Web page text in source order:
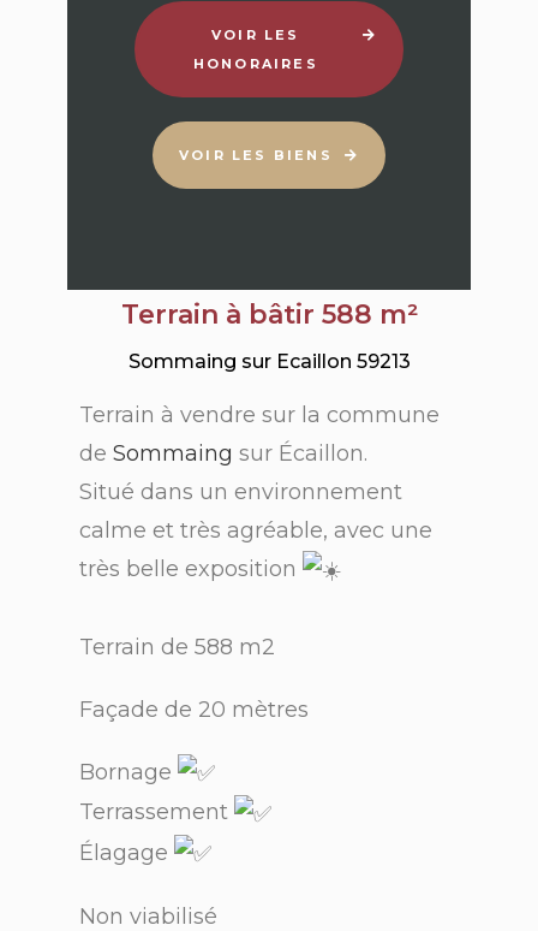
Terrain à bâtir 588 m²
Sommaing sur Ecaillon 59213
Terrain à vendre sur la commune
de Sommaing sur Écaillon.
Situé dans un environnement
calme et très agréable, avec une
très belle exposition
Terrain de 588 m2
Façade de 20 mètres
Bornage
Terrassement
Élagage
Non viabilisé
VOIR LES
HONORAIRES
VOIR LES BIENS